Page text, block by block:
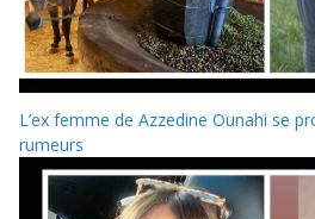
L’ex femme de Azzedine Ounahi se
rumeurs